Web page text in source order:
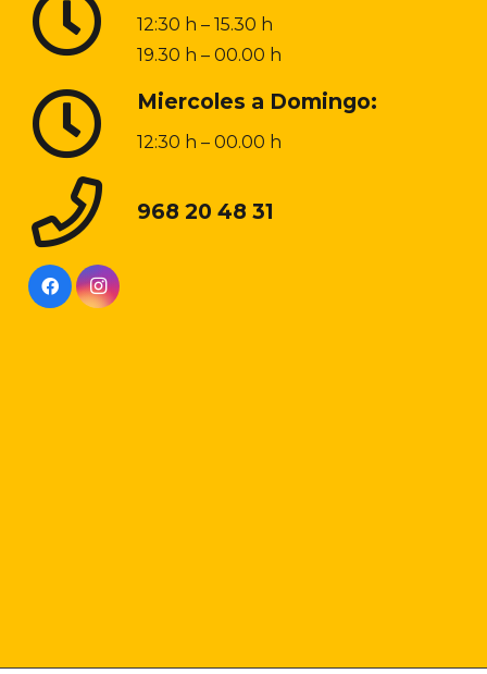
12:30 h – 15.30 h
19.30 h – 00.00 h
Miercoles a Domingo:
12:30 h – 00.00 h
968 20 48 31